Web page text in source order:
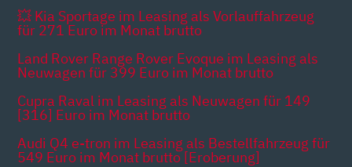
💥 Kia Sportage im Leasing als Vorlauffahrzeug
für 271 Euro im Monat brutto
Land Rover Range Rover Evoque im Leasing als
Neuwagen für 399 Euro im Monat brutto
Cupra Raval im Leasing als Neuwagen für 149
[316] Euro im Monat brutto
Audi Q4 e-tron im Leasing als Bestellfahrzeug für
549 Euro im Monat brutto [Eroberung]